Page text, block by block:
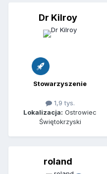
Dr Kilroy
Stowarzyszenie
1,9 tys.
Lokalizacja: Ostrowiec
Świętokrzyski
roland